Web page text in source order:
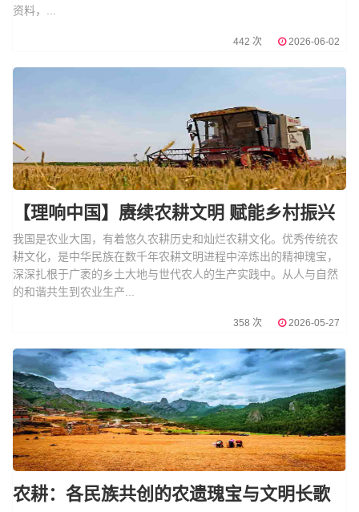
资料，...
442 次 2026-06-02
【理响中国】赓续农耕文明 赋能乡村振兴
我国是农业大国，有着悠久农耕历史和灿烂农耕文化。优秀传统农
耕文化，是中华民族在数千年农耕文明进程中淬炼出的精神瑰宝，
深深扎根于广袤的乡土大地与世代农人的生产实践中。从人与自然
的和谐共生到农业生产...
358 次 2026-05-27
农耕：各民族共创的农遗瑰宝与文明长歌